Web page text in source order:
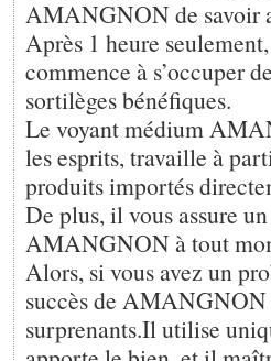
AMANGNON de savoir
Après 1 heure
commence à s’occuper
sortilèges bénéfiques.
Le voyant médium
les esprits, travaille à
produits importés
De plus, il vous assure
AMANGNON à tout
Alors, si vous avez un
succès de AMANGNON
surprenants.Il utilise